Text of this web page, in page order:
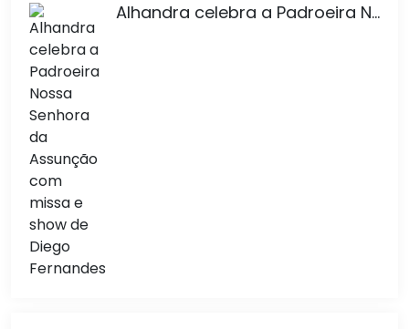
Alhandra celebra a Padroeira N...